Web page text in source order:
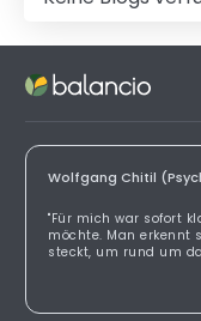
Wolfgang Chitil
"Für mich war sofort
möchte. Man erkennt
steckt, um rund um